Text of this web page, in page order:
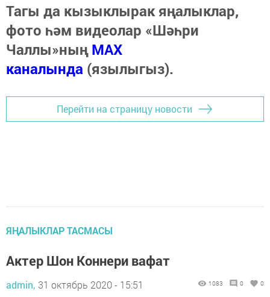
Тагы да кызыклырак яңалыклар,
фото һәм видеолар «Шәһри
Чаллы»ныңMAX
каналында (язылыгыз).
Перейти на страницу новости
ЯҢАЛЫКЛАР ТАСМАСЫ
Актер Шон Коннери вафат
admin, 31 октябрь 2020 - 15:51 1083 0 0